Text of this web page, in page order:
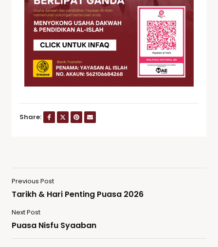
Share:
Previous Post
Tarikh & Hari Penting Puasa 2026
Next Post
Puasa Nisfu Syaaban